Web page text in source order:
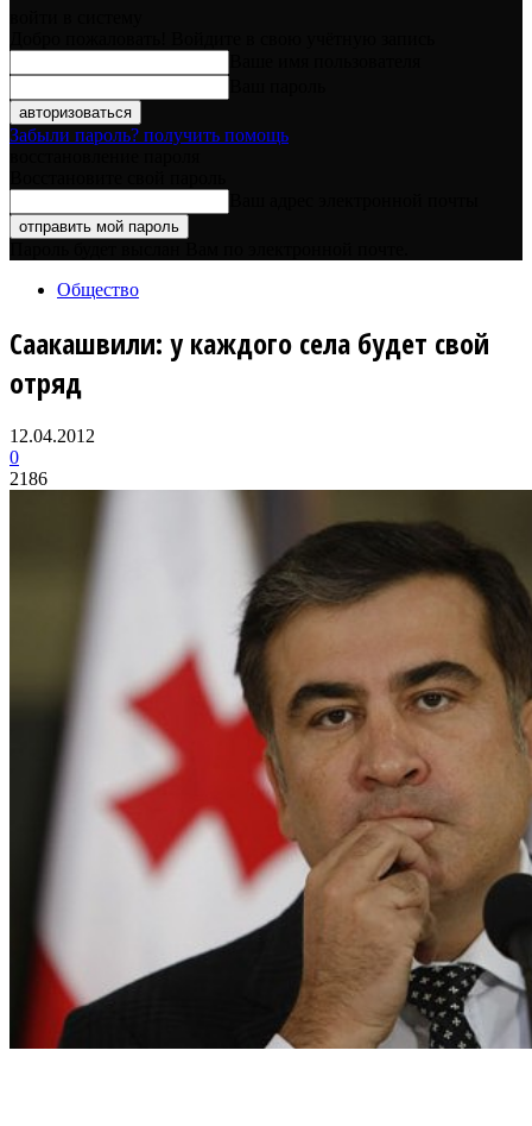
Забыли пароль? получить помощь
Общество
Саакашвили: у каждого села будет свой
отряд
12.04.2012
0
2186